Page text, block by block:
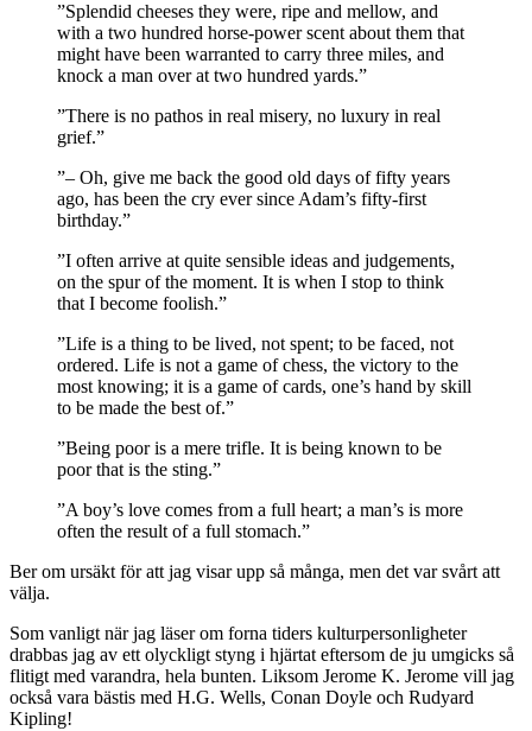
”Splendid cheeses they were, ripe and mellow, and
with a two hundred horse-power scent about them that
might have been warranted to carry three miles, and
knock a man over at two hundred yards.”
”There is no pathos in real misery, no luxury in real
grief.”
”– Oh, give me back the good old days of fifty years
ago, has been the cry ever since Adam’s fifty-first
birthday.”
”I often arrive at quite sensible ideas and judgements,
on the spur of the moment. It is when I stop to think
that I become foolish.”
”Life is a thing to be lived, not spent; to be faced, not
ordered. Life is not a game of chess, the victory to the
most knowing; it is a game of cards, one’s hand by skill
to be made the best of.”
”Being poor is a mere trifle. It is being known to be
poor that is the sting.”
”A boy’s love comes from a full heart; a man’s is more
often the result of a full stomach.”
Ber om ursäkt för att jag visar upp så många, men det var svårt att
välja.
Som vanligt när jag läser om forna tiders kulturpersonligheter
drabbas jag av ett olyckligt styng i hjärtat eftersom de ju umgicks så
flitigt med varandra, hela bunten. Liksom Jerome K. Jerome vill jag
också vara bästis med H.G. Wells, Conan Doyle och Rudyard
Kipling!